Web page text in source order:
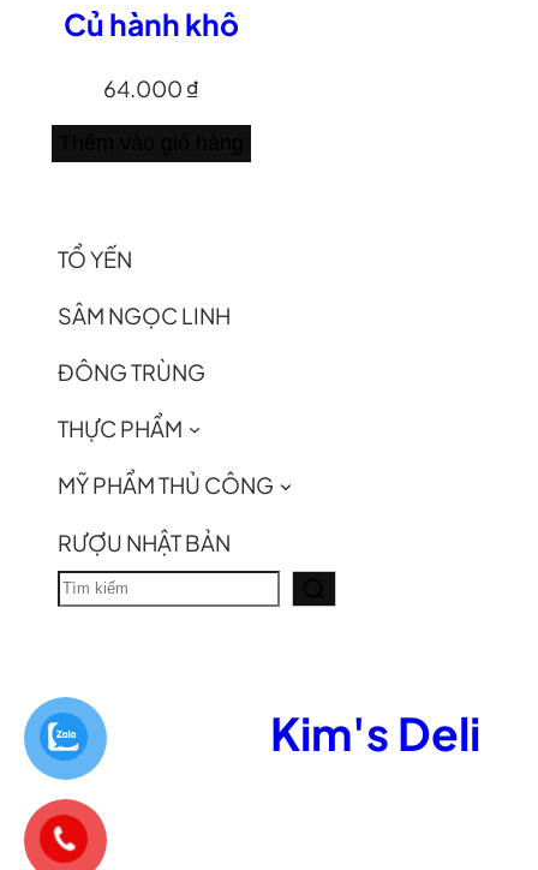
Củ hành khô
64.000 ₫
TỔ YẾN
SÂM NGỌC LINH
ĐÔNG TRÙNG
THỰC PHẨM
MỸ PHẨM THỦ CÔNG
RƯỢU NHẬT BẢN
T
k
i
ế
m
Kim's Deli